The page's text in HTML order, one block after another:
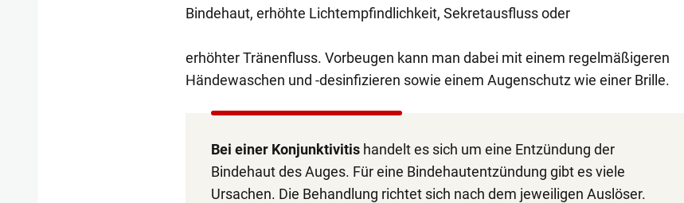
Bindehaut, erhöhte Lichtempfindlichkeit, Sekretausfluss oder
erhöhter Tränenfluss. Vorbeugen kann man dabei mit einem regelmäßigeren
Händewaschen und -desinfizieren sowie einem Augenschutz wie einer Brille.
Bei einer Konjunktivitishandelt es sich um eine Entzündung der
Bindehaut des Auges. Für eine Bindehautentzündung gibt es viele
Ursachen. Die Behandlung richtet sich nach dem jeweiligen Auslöser.